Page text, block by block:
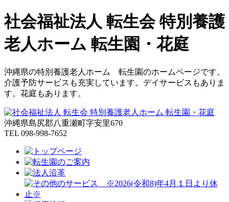
社会福祉法人 転生会 特別養護
老人ホーム 転生園・花庭
沖縄県の特別養護老人ホーム 転生園のホームページです。
介護予防サービスも充実しています。デイサービスもありま
す。花庭もあります。
沖縄県島尻郡八重瀬町字安里670
TEL 098-998-7652